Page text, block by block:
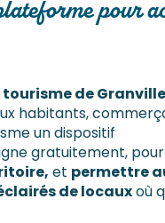
pour
de
habitants,
un dispositif
gratuitement,
et permettre
de locauxoù